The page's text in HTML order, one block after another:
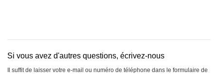
Si vous avez d'autres questions, écrivez-nous
Il suffit de laisser votre e-mail ou numéro de téléphone dans le formulaire de